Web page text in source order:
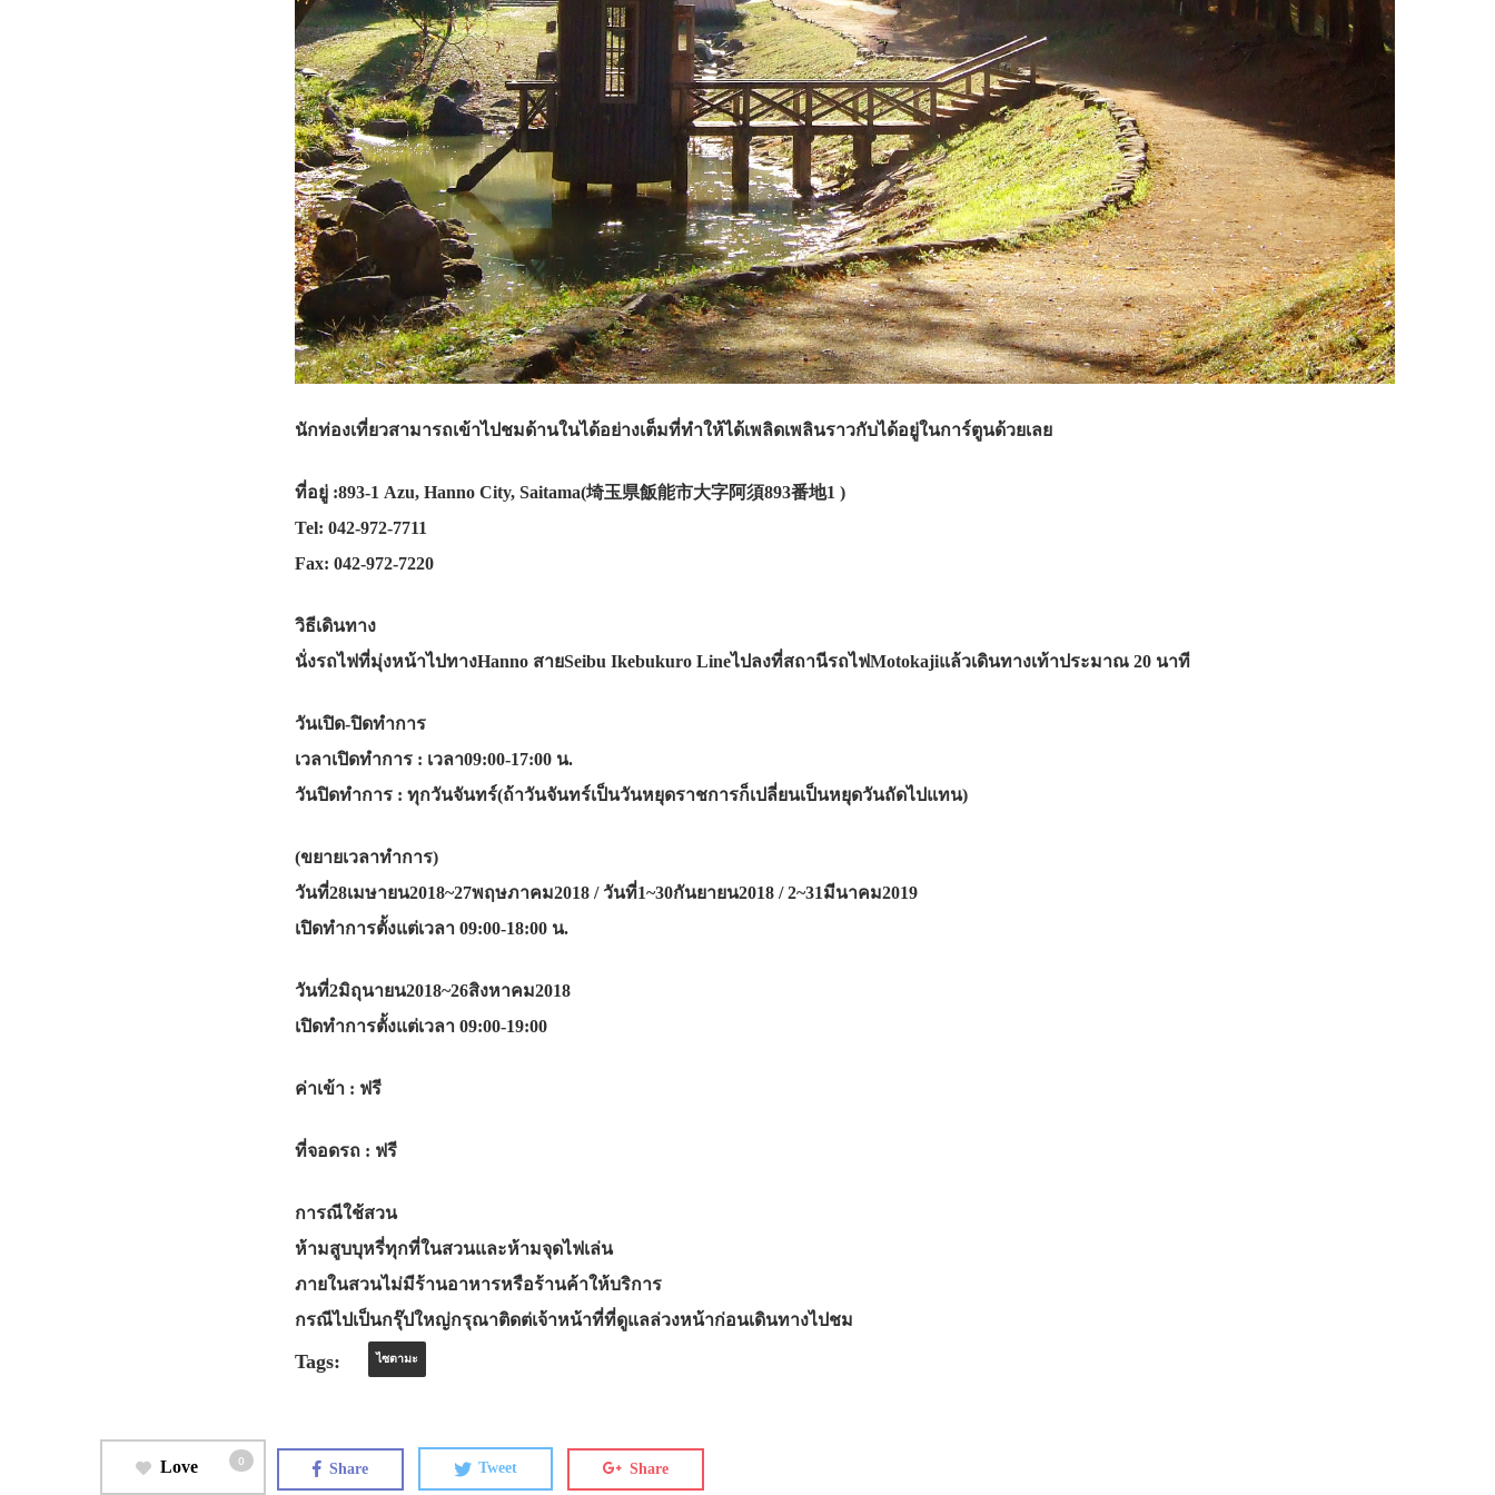
นักท่องเที่ยวสามารถเข้าไปชมด้านในได้อย่างเต็มที่ทำให้ได้เพลิดเพลินราวกับได้อยู่ในการ์ตูนด้วยเลย
ที่อยู่ :893-1 Azu, Hanno City, Saitama(埼玉県飯能市大字阿須893番地1 )
Tel: 042-972-7711
Fax: 042-972-7220
วิธีเดินทาง
นั่งรถไฟที่มุ่งหน้าไปทางHanno สายSeibu Ikebukuro Lineไปลงที่สถานีรถไฟMotokajiแล้วเดินทางเท้าประมาณ 20 นาที
วันเปิด-ปิดทำการ
เวลาเปิดทำการ : เวลา09:00-17:00 น.
วันปิดทำการ : ทุกวันจันทร์(ถ้าวันจันทร์เป็นวันหยุดราชการก็เปลี่ยนเป็นหยุดวันถัดไปแทน)
(ขยายเวลาทำการ)
วันที่28เมษายน2018~27พฤษภาคม2018 / วันที่1~30กันยายน2018 / 2~31มีนาคม2019
เปิดทำการตั้งแต่เวลา 09:00-18:00 น.
วันที่2มิถุนายน2018~26สิงหาคม2018
เปิดทำการตั้งแต่เวลา 09:00-19:00
ค่าเข้า : ฟรี
ที่จอดรถ : ฟรี
การณีใช้สวน
ห้ามสูบบุหรี่ทุกที่ในสวนและห้ามจุดไฟเล่น
ภายในสวนไม่มีร้านอาหารหรือร้านค้าให้บริการ
กรณีไปเป็นกรุ๊ปใหญ่กรุณาติดต่เจ้าหน้าที่ที่ดูแลล่วงหน้าก่อนเดินทางไปชม
Tags: ไซตามะ
Love 0 Share Tweet Share